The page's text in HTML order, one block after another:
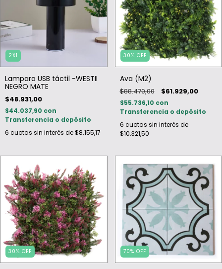
2X1
Lampara USB táctil -WESTII
NEGRO MATE
$48.931,00
$44.037,90 con
Transferencia o depósito
6 cuotas sin interés de$8.155,17
30% OFF
Ava (M2)
$88.470,00 $61.929,00
$55.736,10 con
Transferencia o depósito
6 cuotas sin interés de
$10.321,50
30% OFF 70% OFF